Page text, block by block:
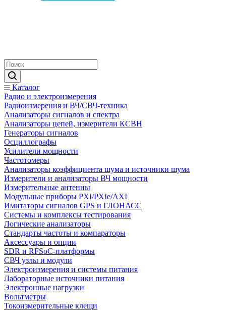
Каталог
Радио и электроизмерения
Радиоизмерения и ВЧ/СВЧ-техника
Анализаторы сигналов и спектра
Анализаторы цепей, измерители КСВН
Генераторы сигналов
Осциллографы
Усилители мощности
Частотомеры
Анализаторы коэффициента шума и источники шума
Измерители и анализаторы ВЧ мощности
Измерительные антенны
Модульные приборы PXI/PXIe/AXI
Имитаторы сигналов GPS и ГЛОНАСС
Системы и комплексы тестирования
Логические анализаторы
Стандарты частоты и компараторы
Аксессуары и опции
SDR и RFSoC‑платформы
СВЧ узлы и модули
Электроизмерения и системы питания
Лабораторные источники питания
Электронные нагрузки
Вольтметры
Токоизмерительные клещи